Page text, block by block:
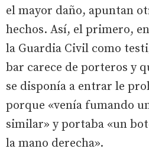
el mayor daño, apuntan
hechos. Así, el primero,
la Guardia Civil como
bar carece de porteros y
se disponía a entrar le
porque «venía fumando
similar» y portaba «un
la mano derecha».